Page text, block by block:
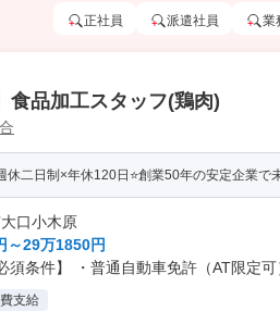
正社員 派遣社員 業
食品加工スタッフ(鶏肉)
休二日制×年休120日⭐創業50年の安定企業
口小木原
～29万1850円
須条件】 ・普通自動車免許（AT限定可
支給